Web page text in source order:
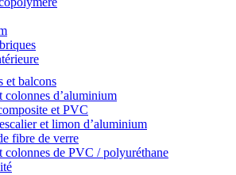
et balcons
colonnes d’aluminium
et PVC
et limon d’aluminium
fibre de verre
colonnes de PVC / polyuréthane